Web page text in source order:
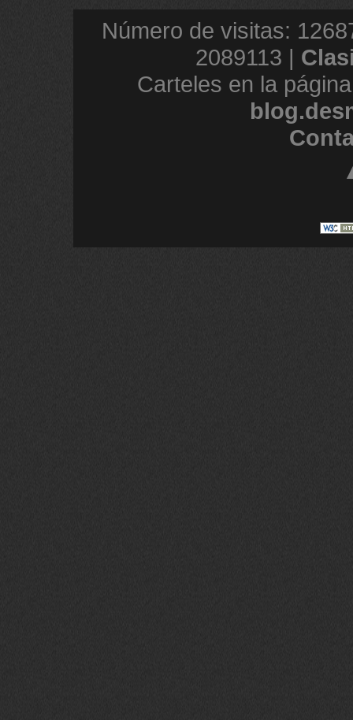
Número de visitas:
2089113 |
Carteles en la